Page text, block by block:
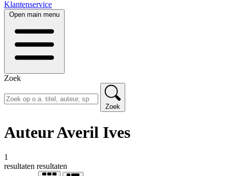
Klantenservice
Open main menu
Zoek
Zoek
Auteur Averil Ives
1
resultaten resultaten